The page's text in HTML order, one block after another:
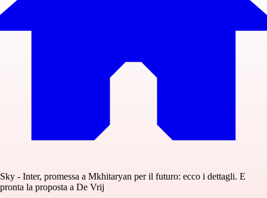
Sky - Inter, promessa a Mkhitaryan per il futuro: ecco i dettagli. E
pronta la proposta a De Vrij